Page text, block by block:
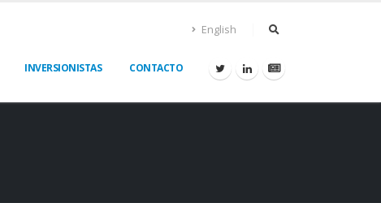
English
INVERSIONISTAS CONTACTO